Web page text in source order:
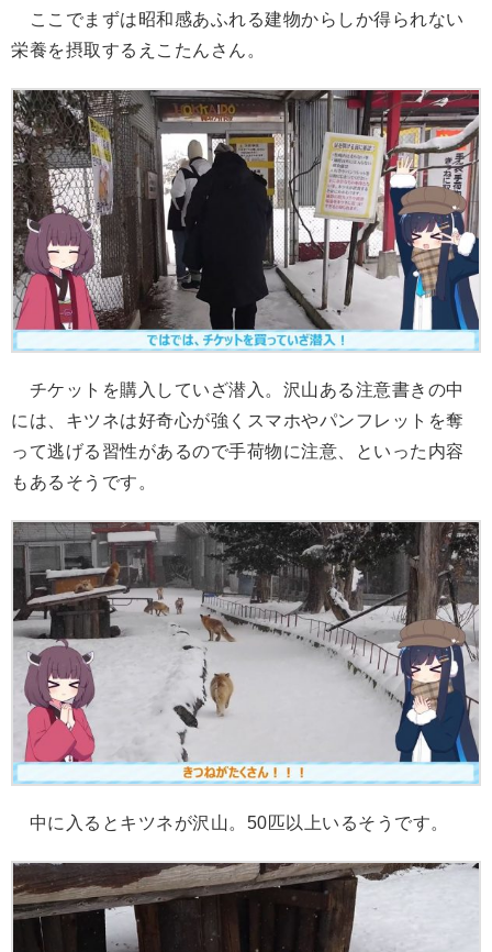
ここでまずは昭和感あふれる建物からしか得られない
栄養を摂取するえこたんさん。
チケットを購入していざ潜入。沢山ある注意書きの中
には、キツネは好奇心が強くスマホやパンフレットを奪
って逃げる習性があるので手荷物に注意、といった内容
もあるそうです。
中に入るとキツネが沢山。50匹以上いるそうです。